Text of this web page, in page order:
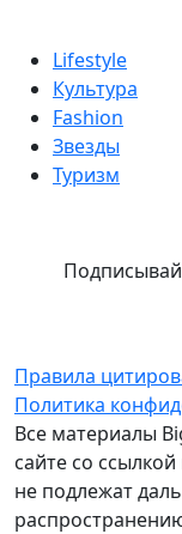
Lifestyle
Культура
Fashion
Звезды
Туризм
Правила
Политика
Все материалы
сайте со
не подлежат